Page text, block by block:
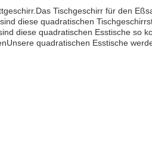
Tischgeschirr für den
diese quadratischen
diese quadratischen Esstische so
quadratischen Esstische